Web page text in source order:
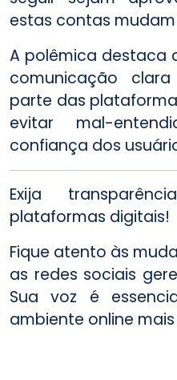
estas contas mudam
A polêmica destaca
comunicação
parte das
evitar mal-
confiança dos
Exija
plataformas digitais!
Fique atento às
as redes sociais
Sua voz é
ambiente online